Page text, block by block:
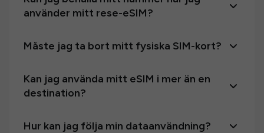
använder mitt rese-eSIM?
Måste jag ta bort mitt fysiska SIM-kort?
Kan jag använda mitt eSIM i mer än en
destination?
Hur kan jag följa min dataanvändning?